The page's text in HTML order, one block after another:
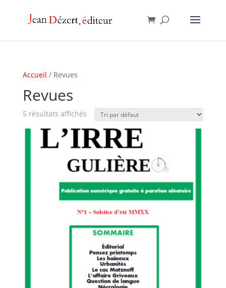
Accueil / Revues
Revues
5 résultats affichés